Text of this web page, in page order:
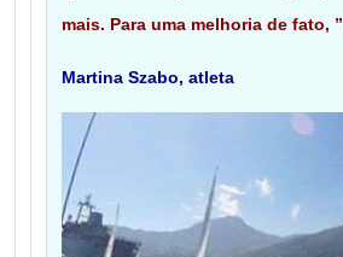
mais. Para uma melhoria de fato, ”
Martina Szabo, atleta